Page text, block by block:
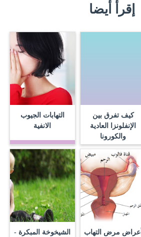
إقرأ أيضا
كيف تفرق بين
الإنفلونزا العادية
والكورونا
التهابات الجيوب
الانفية
أعراض مرض التهاب
الشيخوخة المبكرة -